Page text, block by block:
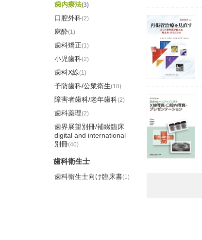
歯内療法(3)
口腔外科(2)
麻酔(1)
歯科矯正(1)
小児歯科(2)
歯科X線(1)
予防歯科/公衆衛生(18)
障害者歯科/老年歯科(2)
歯科薬理(2)
歯界展望別冊/補綴臨床
digital and international
別冊(40)
歯科衛生士
歯科衛生士向け臨床書(1)